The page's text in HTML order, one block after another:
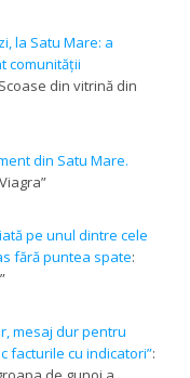
la Satu Mare: a
comunității
Scoase din vitrină din
din Satu Mare.
Viagra”
pe unul dintre cele
fără puntea spate:
”
mesaj dur pentru
facturile cu indicatori”: